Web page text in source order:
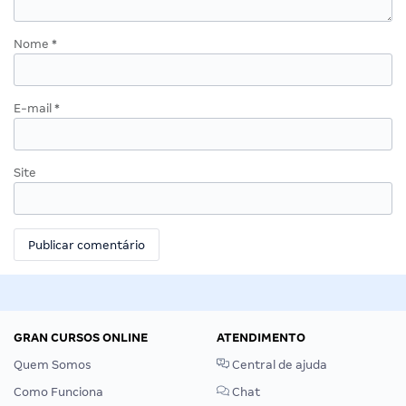
Nome *
E-mail *
Site
GRAN CURSOS ONLINE
Quem Somos
Como Funciona
ATENDIMENTO
Central de ajuda
Chat